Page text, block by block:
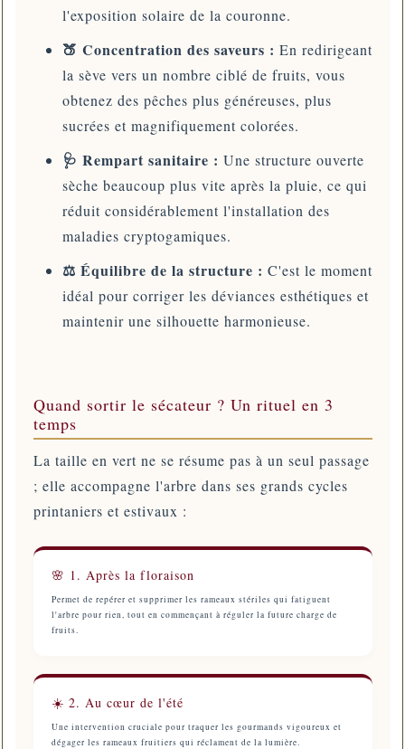
l'exposition solaire de la couronne.
🍑 Concentration des saveurs : En redirigeant
la sève vers un nombre ciblé de fruits, vous
obtenez des pêches plus généreuses, plus
sucrées et magnifiquement colorées.
🩺 Rempart sanitaire : Une structure ouverte
sèche beaucoup plus vite après la pluie, ce qui
réduit considérablement l'installation des
maladies cryptogamiques.
⚖️ Équilibre de la structure : C'est le moment
idéal pour corriger les déviances esthétiques et
maintenir une silhouette harmonieuse.
Quand sortir le sécateur ? Un rituel en 3
temps
La taille en vert ne se résume pas à un seul passage
; elle accompagne l'arbre dans ses grands cycles
printaniers et estivaux :
🌸 1. Après la floraison
Permet de repérer et supprimer les rameaux stériles qui fatiguent
l'arbre pour rien, tout en commençant à réguler la future charge de
fruits.
☀️ 2. Au cœur de l'été
Une intervention cruciale pour traquer les gourmands vigoureux et
dégager les rameaux fruitiers qui réclament de la lumière.